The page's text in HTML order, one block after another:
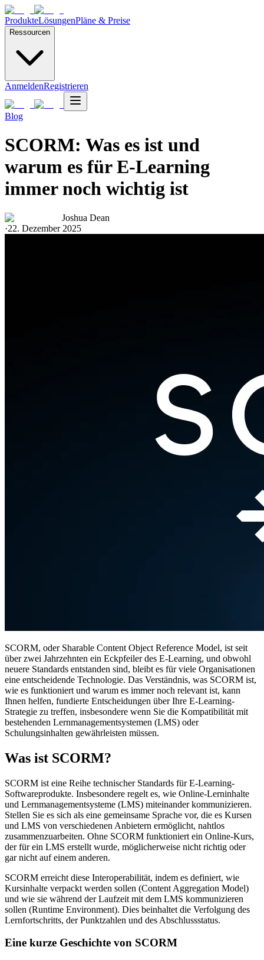
ProdukteLösungenPläne & Preise
Ressourcen
AnmeldenRegistrieren
Blog
SCORM: Was es ist und
warum es für E-Learning
immer noch wichtig ist
Joshua Dean
·22. Dezember 2025
SCORM, oder Sharable Content Object Reference Model, ist seit
über zwei Jahrzehnten ein Eckpfeiler des E-Learning, und obwohl
neuere Standards entstanden sind, bleibt es für viele Organisationen
eine entscheidende Technologie. Das Verständnis, was SCORM ist,
wie es funktioniert und warum es immer noch relevant ist, kann
Ihnen helfen, fundierte Entscheidungen über Ihre E-Learning-
Strategie zu treffen, insbesondere wenn Sie die Kompatibilität mit
bestehenden Lernmanagementsystemen (LMS) oder
Schulungsinhalten gewährleisten müssen.
Was ist SCORM?
SCORM ist eine Reihe technischer Standards für E-Learning-
Softwareprodukte. Insbesondere regelt es, wie Online-Lerninhalte
und Lernmanagementsysteme (LMS) miteinander kommunizieren.
Stellen Sie es sich als eine gemeinsame Sprache vor, die es Kursen
und LMS von verschiedenen Anbietern ermöglicht, nahtlos
zusammenzuarbeiten. Ohne SCORM funktioniert ein Online-Kurs,
der für ein LMS erstellt wurde, möglicherweise nicht richtig oder
gar nicht auf einem anderen.
SCORM erreicht diese Interoperabilität, indem es definiert, wie
Kursinhalte verpackt werden sollen (Content Aggregation Model)
und wie sie während der Laufzeit mit dem LMS kommunizieren
sollen (Runtime Environment). Dies beinhaltet die Verfolgung des
Lernfortschritts, der Punktzahlen und des Abschlussstatus.
Eine kurze Geschichte von SCORM